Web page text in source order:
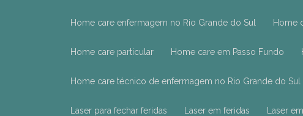
Home care enfermagem no Rio Grande do Sul
Home care particular Home care em Passo Fundo
Home care técnico de enfermagem no Rio Grande do Sul
Laser para fechar feridas Laser em feridas Laser